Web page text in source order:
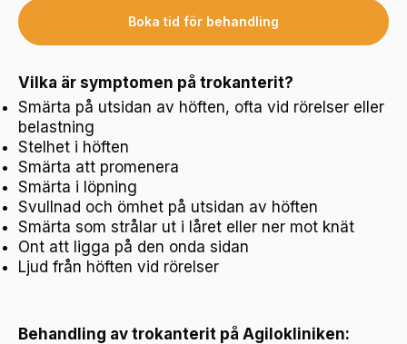
Boka tid för behandling
Vilka är symptomen på trokanterit?
Smärta på utsidan av höften, ofta vid rörelser eller
belastning
Stelhet i höften
Smärta att promenera
Smärta i löpning
Svullnad och ömhet på utsidan av höften
Smärta som strålar ut i låret eller ner mot knät
Ont att ligga på den onda sidan
Ljud från höften vid rörelser
Behandling av trokanterit på Agilokliniken: